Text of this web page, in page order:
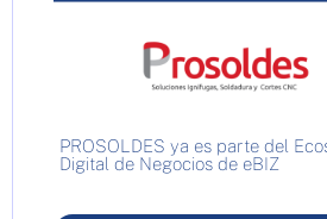
PROSOLDES ya es parte del
Digital de Negocios de eBIZ